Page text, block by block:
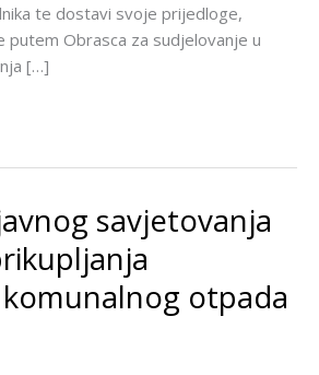
te dostavi svoje prijedloge,
putem Obrasca za sudjelovanje u
[…]
savjetovanja
otpada